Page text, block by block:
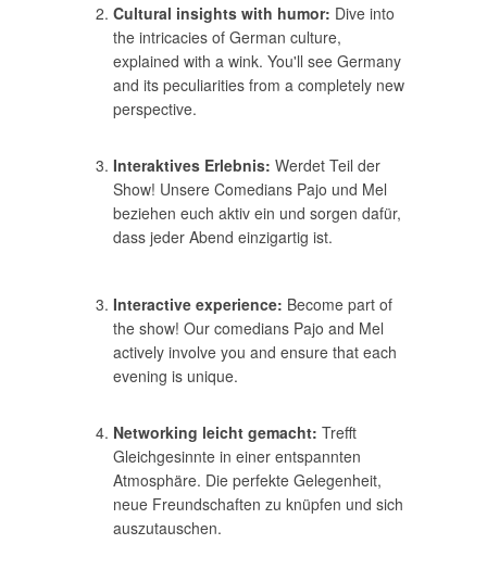
Cultural insights with humor: Dive into
the intricacies of German culture,
explained with a wink. You'll see Germany
and its peculiarities from a completely new
perspective.
Interaktives Erlebnis: Werdet Teil der
Show! Unsere Comedians Pajo und Mel
beziehen euch aktiv ein und sorgen dafür,
dass jeder Abend einzigartig ist.
Interactive experience: Become part of
the show! Our comedians Pajo and Mel
actively involve you and ensure that each
evening is unique.
Networking leicht gemacht: Trefft
Gleichgesinnte in einer entspannten
Atmosphäre. Die perfekte Gelegenheit,
neue Freundschaften zu knüpfen und sich
auszutauschen.